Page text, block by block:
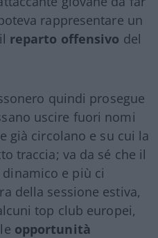
rappresentare un
reparto offensivo del
quindi prosegue
uscire fuori nomi
già circolano e su cui la
traccia; va da sé che il
e più ci
della sessione estiva,
top club europei,
opportunità